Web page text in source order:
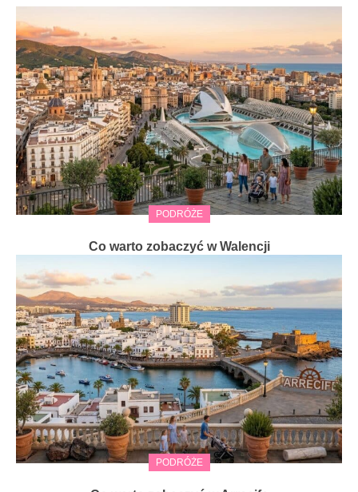
PODRÓŻE
Co warto zobaczyć w Walencji
PODRÓŻE